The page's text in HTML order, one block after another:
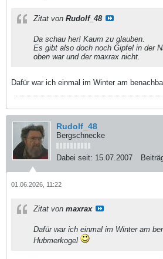
Zitat von Rudolf_48
Da schau her! Kaum zu glauben.
Es gibt also doch noch Gipfel in der
oben war und der maxrax nicht.
Dafür war ich einmal im Winter am
Rudolf_48
Bergschnecke
Dabei seit: 15.07.2007
01.06.2026, 11:22
Zitat von maxrax
Dafür war ich einmal im Winter am
Hubmerkogel